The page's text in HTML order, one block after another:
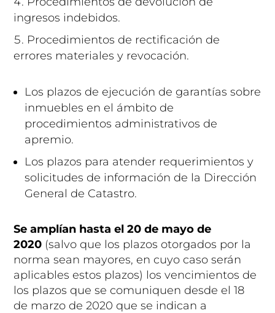
ingresos indebidos.
Procedimientos de rectificación de
errores materiales y revocación.
Los plazos de ejecución de garantías sobre
inmuebles en el ámbito de
procedimientos administrativos de
apremio.
Los plazos para atender requerimientos y
solicitudes de información de la Dirección
General de Catastro.
Se amplían hasta el 20 de mayo de
2020 (salvo que los plazos otorgados por la
norma sean mayores, en cuyo caso serán
aplicables estos plazos) los vencimientos de
los plazos que se comuniquen desde el 18
de marzo de 2020 que se indican a